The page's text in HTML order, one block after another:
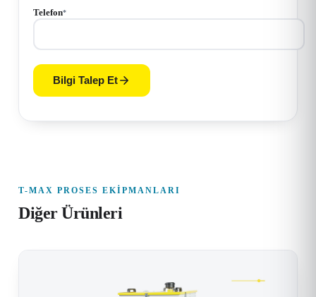
Telefon*
Bilgi Talep Et
T-MAX PROSES EKIPMANLARI
Diğer Ürünleri